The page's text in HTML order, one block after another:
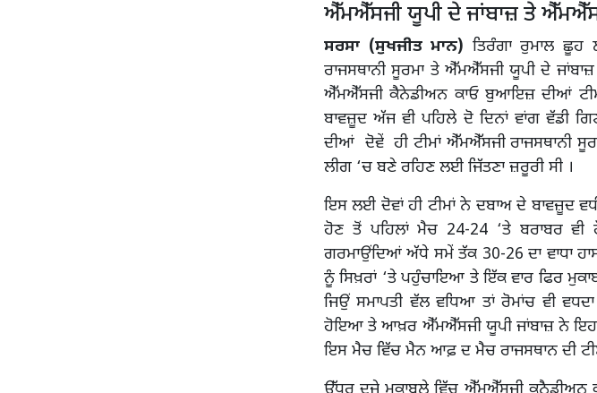
ਐੱਮਐੱਸਜੀ ਯੂਪੀ ਦੇ ਜਾਂਬਾਜ਼ ਤੇ
ਸਰਸਾ (ਸੁਖਜੀਤ ਮਾਨ) ਤਿਰੰਗਾ ਰੁਮਾਲ
ਰਾਜਸਥਾਨੀ ਸੂਰਮਾ ਤੇ ਐੱਮਐੱਸਜੀ ਯੂਪੀ ਦੇ
ਐੱਮਐੱਸਜੀ ਕੈਨੇਡੀਅਨ ਕਾਓ ਬੁਆਇਜ਼ ਦੀਆਂ
ਬਾਵਜ਼ੂਦ ਅੱਜ ਵੀ ਪਹਿਲੇ ਦੋ ਦਿਨਾਂ ਵਾਂਗ ਵੱਡੀ
ਦੀਆਂ ਦੋਵੇਂ ਹੀ ਟੀਮਾਂ ਐੱਮਐੱਸਜੀ ਰਾਜਸਥਾਨੀ
ਲੀਗ ‘ਚ ਬਣੇ ਰਹਿਣ ਲਈ ਜਿੱਤਣਾ ਜ਼ਰੂਰੀ ਸੀ ।
ਇਸ ਲਈ ਦੋਵਾਂ ਹੀ ਟੀਮਾਂ ਨੇ ਦਬਾਅ ਦੇ ਬਾਵਜ਼ੂਦ
ਹੋਣ ਤੋਂ ਪਹਿਲਾਂ ਮੈਚ 24-24 ‘ਤੇ ਬਰਾਬਰ
ਗਰਮਾਉਂਦਿਆਂ ਅੱਧੇ ਸਮੇਂ ਤੱਕ 30-26 ਦਾ ਵਾਧਾ
ਨੂੰ ਸਿਖ਼ਰਾਂ ‘ਤੇ ਪਹੁੰਚਾਇਆ ਤੇ ਇੱਕ ਵਾਰ ਫਿਰ
ਜਿਉਂ ਸਮਾਪਤੀ ਵੱਲ ਵਧਿਆ ਤਾਂ ਰੋਮਾਂਚ ਵੀ
ਹੋਇਆ ਤੇ ਆਖ਼ਰ ਐੱਮਐੱਸਜੀ ਯੂਪੀ ਜਾਂਬਾਜ਼ ਨੇ
ਇਸ ਮੈਚ ਵਿੱਚ ਮੈਨ ਆਫ਼ ਦ ਮੈਚ ਰਾਜਸਥਾਨ ਦੀ ਟੀਮ